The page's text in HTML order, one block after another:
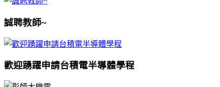
誠聘教師~
歡迎踴躍申請台積電半導體學程